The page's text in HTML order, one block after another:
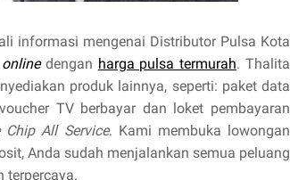
informasi mengenai Distributor Pulsa Kota
dengan harga pulsa termurah. Thalita
produk lainnya, seperti: paket data
TV berbayar dan loket pembayaran
Chip All Service. Kami membuka lowongan
Anda sudah menjalankan semua peluang
terpercaya.